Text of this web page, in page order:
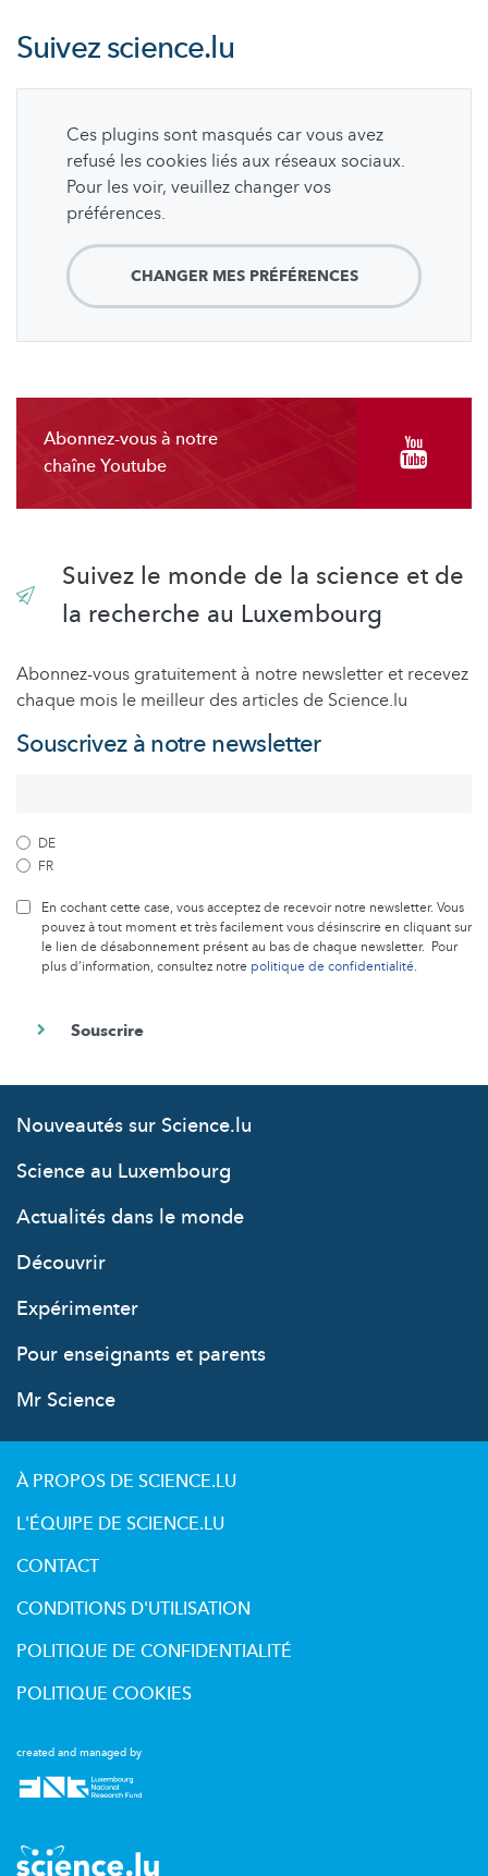
Suivezscience.lu
Ces plugins sont masqués car vous avez
refusé les cookies liés aux réseaux sociaux.
Pour les voir, veuillez changer vos
préférences.
CHANGER MES PRÉFÉRENCES
Abonnez-vous à notre
chaîne Youtube
Suivez le monde de la science et de
la recherche au Luxembourg
Abonnez-vous gratuitement à notre newsletter et recevez
chaque mois le meilleur des articles de Science.lu
Souscrivez à notre newsletter
DE
FR
En cochant cette case, vous acceptez de recevoir notre newsletter. Vous
pouvez à tout moment et très facilement vous désinscrire en cliquant sur
le lien de désabonnement présent au bas de chaque newsletter. Pour
plus d’information, consultez notre politique de confidentialité.
Nouveautés sur Science.lu
Science au Luxembourg
Actualités dans le monde
Découvrir
Expérimenter
Pour enseignants et parents
Mr Science
created and managed by
À PROPOS DE SCIENCE.LU
L'ÉQUIPE DE SCIENCE.LU
CONTACT
CONDITIONS D'UTILISATION
POLITIQUE DE CONFIDENTIALITÉ
POLITIQUE COOKIES